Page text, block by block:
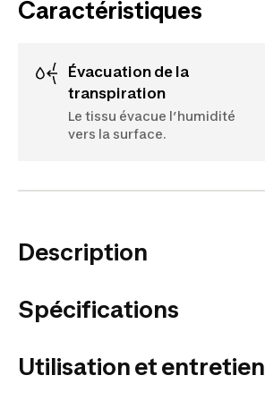
Caractéristiques
Évacuation de la
transpiration
Le tissu évacue l’humidité
vers la surface.
Description
Spécifications
Utilisation et entretien